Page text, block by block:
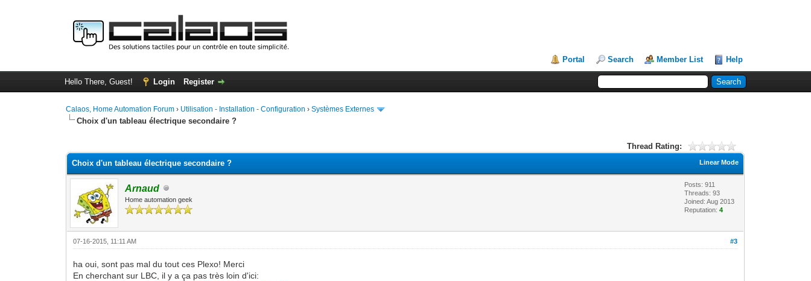
Portal Search Member List Help
Hello There, Guest! Login Register
Calaos, Home Automation Forum › Utilisation - Installation - Configuration ›Systèmes Externes
Choix d'un tableau électrique secondaire ?
Thread Rating:
Linear Mode
Choix d'un tableau électrique secondaire ?
Arnaud
Home automation geek
Posts: 911
Threads: 93
Joined: Aug 2013
Reputation:4
#3
07-16-2015, 11:11 AM
ha oui, sont pas mal du tout ces Plexo! Merci
En cherchant sur LBC, il y a ça pas très loin d'ici: